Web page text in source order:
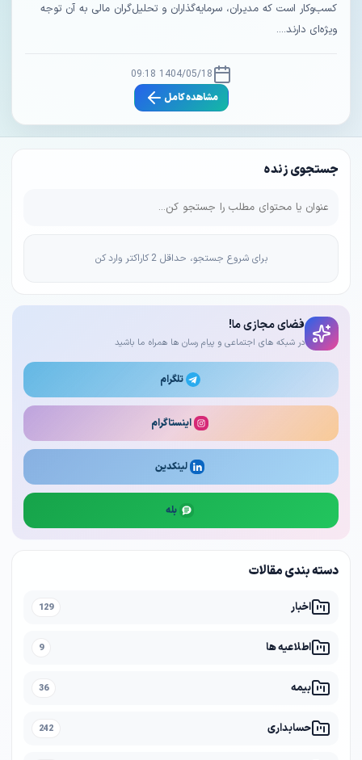
جستجوی زنده
برای شروع جستجو، حداقل 2 کاراکتر وارد کن
فضای مجازی ما!
در شبکه های اجتماعی و پیام رسان ها همراه ما باشید
تلگرام
اینستاگرام
لینکدین
بله
دسته بندی مقالات
اخبار 129
اطلاعیه ها 9
بیمه 36
حسابداری 242
کسب‌وکار است که مدیران، سرمایه‌گذاران و تحلیل‌گران مالی به آن توجه
ویژه‌ای دارند....
1404/05/18 09:18
مشاهده کامل